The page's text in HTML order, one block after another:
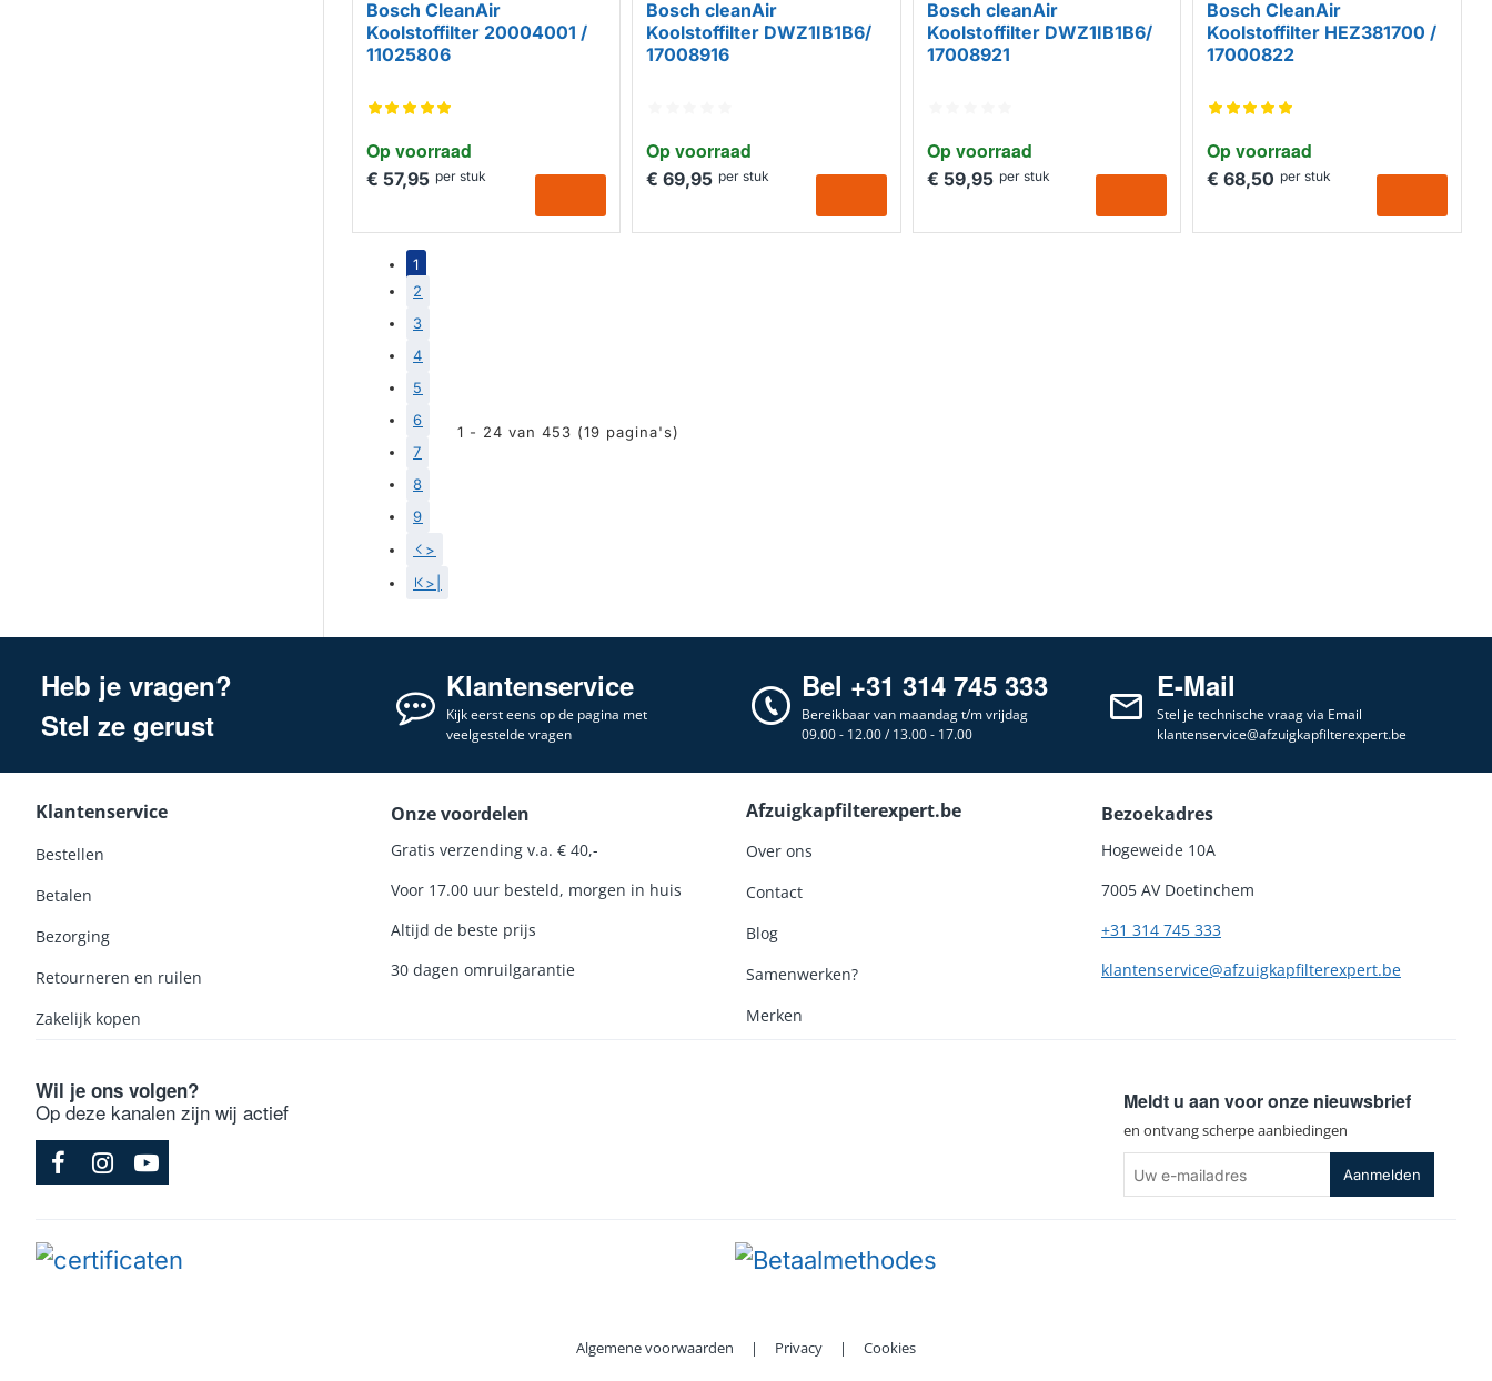
Op voorraad
Bosch CleanAir
Koolstoffilter 20004001 /
11025806
€ 57,95 per stuk
Op voorraad
Bosch cleanAir
Koolstoffilter DWZ1IB1B6/
17008916
€ 69,95 per stuk
Op voorraad
Bosch cleanAir
Koolstoffilter DWZ1IB1B6/
17008921
€ 59,95 per stuk
Op voorraad
Bosch CleanAir
Koolstoffilter HEZ381700 /
17000822
€ 68,50 per stuk
1
2
3
4
5
6
7
8
9
>
>|
1 - 24 van 453 (19 pagina's)
Heb je vragen?
Stel ze gerust
Klantenservice
Kijk eerst eens op de pagina met
veelgestelde vragen
Bel +31 314 745 333
Bereikbaar van maandag t/m vrijdag
09.00 - 12.00 / 13.00 - 17.00
E-Mail
Stel je technische vraag via Email
klantenservice@afzuigkapfilterexpert.be
Klantenservice
Bestellen
Betalen
Bezorging
Retourneren en ruilen
Zakelijk kopen
Onze voordelen
Gratis verzending v.a. € 40,-
Voor 17.00 uur besteld, morgen in huis
Altijd de beste prijs
30 dagen omruilgarantie
Afzuigkapfilterexpert.be
Over ons
Contact
Blog
Samenwerken?
Merken
Bezoekadres
Hogeweide 10A
7005 AV Doetinchem
+31 314 745 333
klantenservice@afzuigkapfilterexpert.be
Wil je ons volgen?
Op deze kanalen zijn wij actief Meldt u aan voor onze nieuwsbrief
en ontvang scherpe aanbiedingen
e-
Aanmelden
Algemene voorwaarden | Privacy | Cookies